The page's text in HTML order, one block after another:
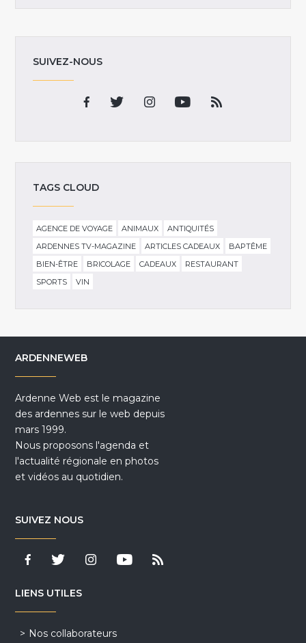
SUIVEZ-NOUS
TAGS CLOUD
AGENCE DE VOYAGE ANIMAUX
ANTIQUITÉS
ARDENNES TV-MAGAZINE
ARTICLES CADEAUX
BAPTÊME
BIEN-ÊTRE
BRICOLAGE CADEAUX
RESTAURANT
SPORTS
VIN
ARDENNEWEB
Ardenne Web est le magazine
des ardennes sur le web depuis
mars 1999.
Nous proposons l'agenda et
l'actualité régionale en photos
et vidéos au quotidien.
SUIVEZ NOUS
LIENS UTILES
Nos collaborateurs